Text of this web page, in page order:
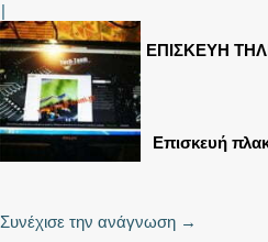
|
ΕΠΙΣΚΕΥΗ
Επισκευή
Συνέχισε την ανάγνωση →